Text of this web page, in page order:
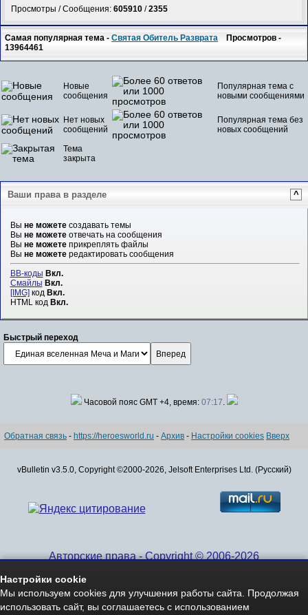
Просмотры / Сообщения:605910 /2355
Самая популярная тема -Святая Обитель Разврата Просмотров -
13964461
Новые
сообщения
Популярная тема с
новыми сообщениями
Нет новых
сообщений
Популярная тема без
новых сообщений
Тема
закрыта
Ваши права в разделе ^
Вы не можетесоздавать темы
Вы не можетеотвечать на сообщения
Вы не можетеприкреплять файлы
Вы не можетередактировать сообщения
BB-коды Вкл.
Смайлы Вкл.
[IMG]код Вкл.
HTML код Вкл.
Быстрый переход
Часовой пояс GMT +4, время: 07:17.
Обратная связь - https://heroesworld.ru - Архив - Настройки cookies Вверх
vBulletin v3.5.0, Copyright ©2000-2026, Jelsoft Enterprises Ltd. (Русский)
Авторские права - Copyright © 2006-2026
Настройки cookie
Мы используем cookies для улучшения работы сайта. Продолжая
использовать сайт, вы соглашаетесь с использованием